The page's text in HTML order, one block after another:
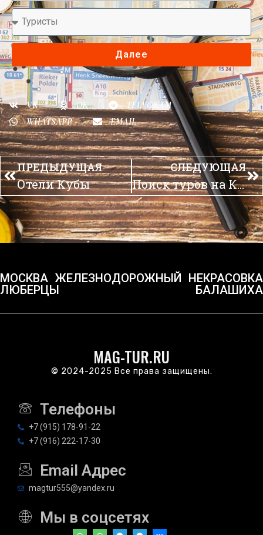
Далее
VK OK
TELEGRAM
WHATSAPP
EMAIL
ПРЕДЫДУЩАЯ
Отели Кубы
СЛЕДУЮЩАЯ
Поиск туров на Кубу
МОСКВА ЖЕЛЕЗНОДОРОЖНЫЙ НЕКРАСОВКА
ЛЮБЕРЦЫ
БАЛАШИХА
MAG-TUR.RU
© 2024-2025 Все права защищены.
Телефоны
+7 (915) 178-91-22
+7 (916) 222-17-30
Email Адрес
magtur555@yandex.ru
Мы в соцсетях